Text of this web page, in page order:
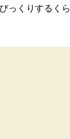
っくりするくら